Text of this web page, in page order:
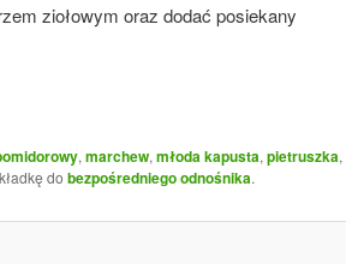
ziołowym oraz dodać posiekany
, marchew, młoda kapusta, pietruszka,
do bezpośredniego odnośnika.